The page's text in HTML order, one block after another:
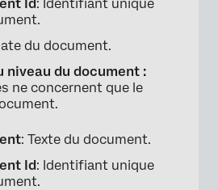
Id: Identifiant unique
du document.
niveau du document :
ne concernent que le
: Texte du document.
Id: Identifiant unique